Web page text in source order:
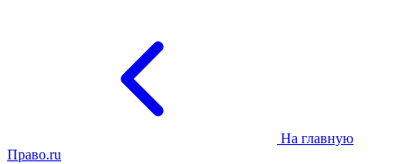
На главную
Право.ru